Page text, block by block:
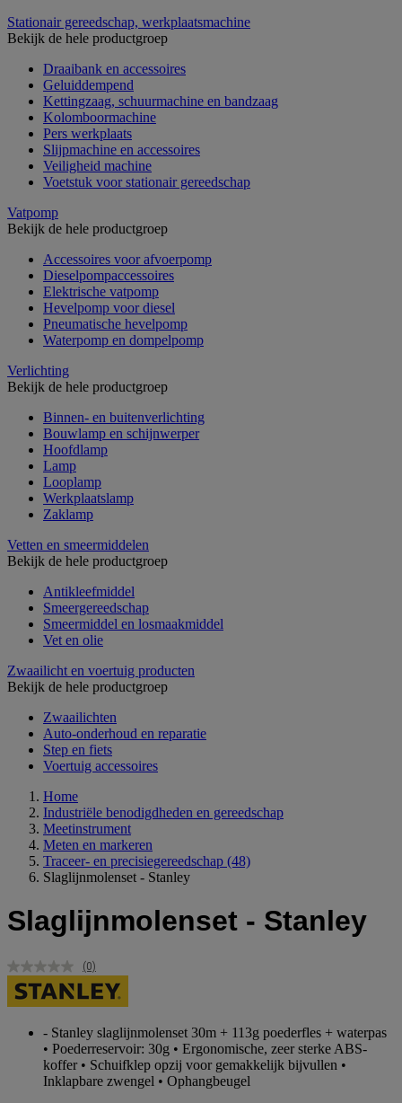
Stationair gereedschap, werkplaatsmachine
Bekijk de hele productgroep
Draaibank en accessoires
Geluiddempend
Kettingzaag, schuurmachine en bandzaag
Kolomboormachine
Pers werkplaats
Slijpmachine en accessoires
Veiligheid machine
Voetstuk voor stationair gereedschap
Vatpomp
Bekijk de hele productgroep
Accessoires voor afvoerpomp
Dieselpompaccessoires
Elektrische vatpomp
Hevelpomp voor diesel
Pneumatische hevelpomp
Waterpomp en dompelpomp
Verlichting
Bekijk de hele productgroep
Binnen- en buitenverlichting
Bouwlamp en schijnwerper
Hoofdlamp
Lamp
Looplamp
Werkplaatslamp
Zaklamp
Vetten en smeermiddelen
Bekijk de hele productgroep
Antikleefmiddel
Smeergereedschap
Smeermiddel en losmaakmiddel
Vet en olie
Zwaailicht en voertuig producten
Bekijk de hele productgroep
Zwaailichten
Auto-onderhoud en reparatie
Step en fiets
Voertuig accessoires
Home
Industriële benodigdheden en gereedschap
Meetinstrument
Meten en markeren
Traceer- en precisiegereedschap (48)
Slaglijnmolenset - Stanley
Slaglijnmolenset - Stanley
Geen
scorewaarde.
Dezelfde
(0)
- Stanley slaglijnmolenset 30m + 113g poederfles + waterpas
• Poederreservoir: 30g • Ergonomische, zeer sterke ABS-
koffer • Schuifklep opzij voor gemakkelijk bijvullen •
Inklapbare zwengel • Ophangbeugel